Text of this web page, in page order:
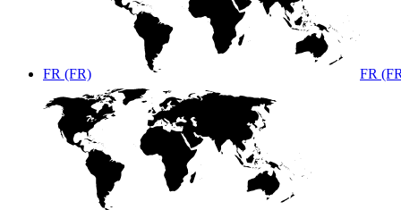
FR (FR) FR